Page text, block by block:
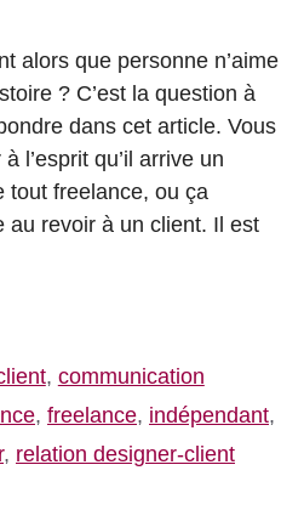
alors que personne n’aime
? C’est la question à
dans cet article. Vous
l’esprit qu’il arrive un
tout freelance, ou ça
au revoir à un client. Il est
, communication
, freelance, indépendant,
, relation designer-client